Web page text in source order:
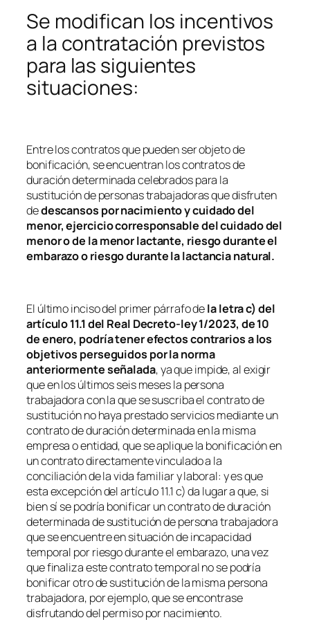
Se modifican los incentivos
a la contratación previstos
para las siguientes
situaciones:
Entre los contratos que pueden ser objeto de
bonificación, se encuentran los contratos de
duración determinada celebrados para la
sustitución de personas trabajadoras que disfruten
dedescansos por nacimiento y cuidado del
menor, ejercicio corresponsable del cuidado del
menor o de la menor lactante, riesgo durante el
embarazo o riesgo durante la lactancia natural.
El último inciso del primer párrafo dela letra c) del
artículo 11.1 del Real Decreto-ley 1/2023, de 10
de enero, podría tener efectos contrarios a los
objetivos perseguidos por la norma
anteriormente señalada, ya que impide, al exigir
que en los últimos seis meses la persona
trabajadora con la que se suscriba el contrato de
sustitución no haya prestado servicios mediante un
contrato de duración determinada en la misma
empresa o entidad, que se aplique la bonificación en
un contrato directamente vinculado a la
conciliación de la vida familiar y laboral: y es que
esta excepción del artículo 11.1 c) da lugar a que, si
bien sí se podría bonificar un contrato de duración
determinada de sustitución de persona trabajadora
que se encuentre en situación de incapacidad
temporal por riesgo durante el embarazo, una vez
que finaliza este contrato temporal no se podría
bonificar otro de sustitución de la misma persona
trabajadora, por ejemplo, que se encontrase
disfrutando del permiso por nacimiento.